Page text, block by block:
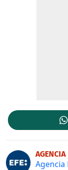
AGENCIA
Agencia